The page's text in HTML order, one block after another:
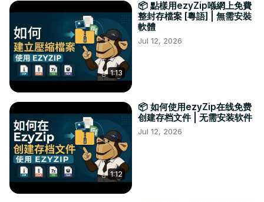
1:13
📦 點樣用ezyZip喺網上免費
整封存檔案 [粵語] | 無需安裝
軟體
Jul 12, 2026
1:12
📦 如何使用ezyZip在线免费
创建存档文件 | 无需安装软件
Jul 12, 2026